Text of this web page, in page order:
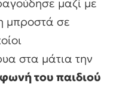
μπροστά σε
στα μάτια την
του παιδιού